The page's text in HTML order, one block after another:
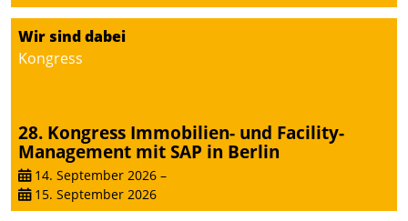
Wir sind dabei
Kongress
28. Kongress Immobilien- und Facility-
Management mit SAP in Berlin
14. September 2026 –
15. September 2026